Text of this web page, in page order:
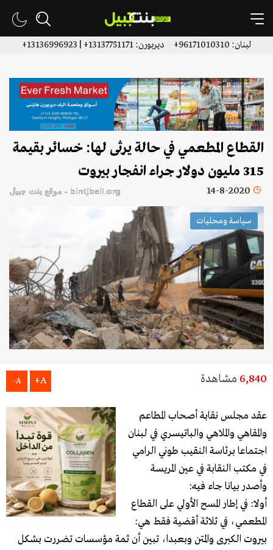
لبنان: 96171010310+ ديربورن: 13137751171+ | 13136996923+
القطاع المطعمي في حالة يرثى لها: خسائر بقيمة
315 مليون دولار جراء انفجار بيروت
14-8-2020 bintjbeil.org - موقع بنت جبيل
سياسة ومحليات
6,840 مشاهدة A+
A-
عقد مجلس نقابة أصحاب المطاعم
والمقاهي والملاهي والباتيسري في لبنان
اجتماعا برئاسة النقيب طوني الرامي
في مكتب النقابة في عين المريسة
وأصدر بيانا جاء فيه:
أولا: في إطار المسح الأولي على القطاع
المطعمي، في ثلاثة أقضية فقط هي:
بيروت الكبرى والمتن وبعبدا، تبين أن ثمة مؤسسات تضررت بشكل